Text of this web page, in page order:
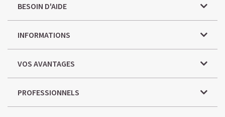
BESOIN D'AIDE
INFORMATIONS
VOS AVANTAGES
PROFESSIONNELS